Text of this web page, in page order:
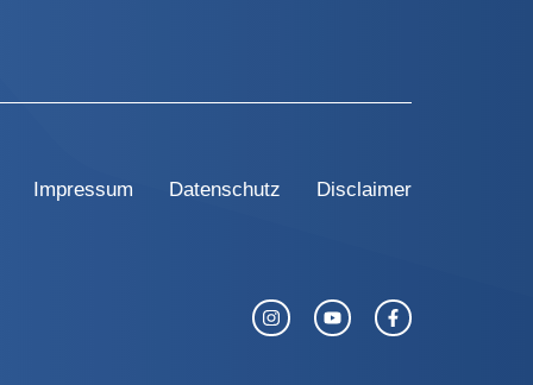
Impressum Datenschutz Disclaimer